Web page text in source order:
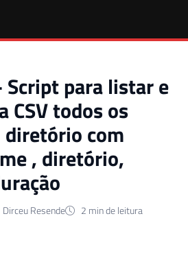
para listar e
CSV todos os
com
, diretório,
Dirceu Resende
2 min de leitura